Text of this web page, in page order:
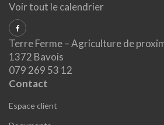
Voir tout le calendrier
Terre Ferme – Agriculture de
1372 Bavois
079 269 53 12
Contact
Espace client